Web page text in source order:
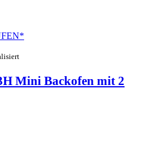
Mini Backofen mit 2